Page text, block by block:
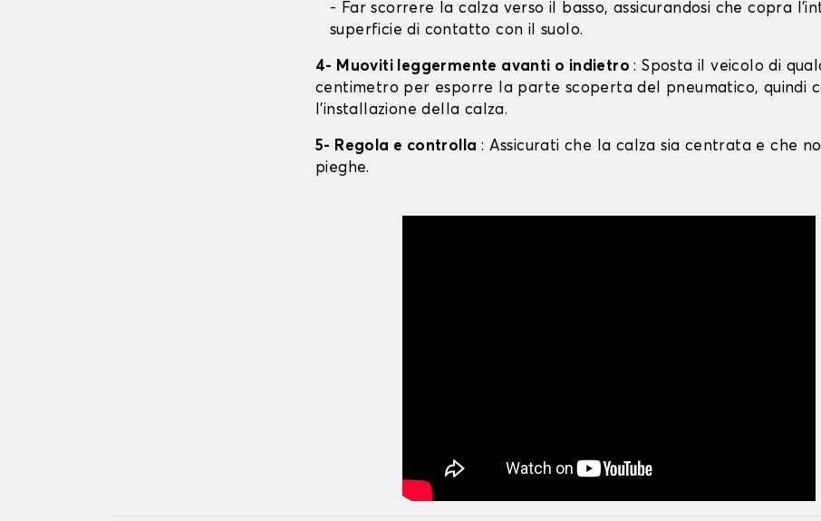
- Far scorrere la calza verso il basso, assicurandosi che copra
superficie di contatto con il suolo.
4- Muoviti leggermente avanti o indietro: Sposta il veicolo di
centimetro per esporre la parte scoperta del pneumatico, quindi
l'installazione della calza.
5- Regola e controlla : Assicurati che la calza sia centrata e che
pieghe.